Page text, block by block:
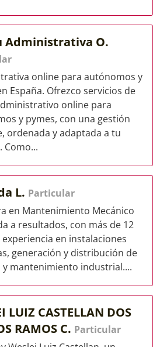
Administrativa O.
online para autónomos y
España. Ofrezco servicios de
online para
y pymes, con una gestión
ordenada y adaptada a tu
Como...
L. Particular
en Mantenimiento Mecánico
a resultados, con más de 12
en instalaciones
generación y distribución de
y mantenimiento industrial....
LUIZ CASTELLAN DOS
RAMOS C. Particular